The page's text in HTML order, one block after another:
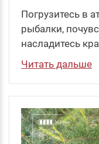
Погрузитесь в
рыбалки,
насладитесь
Читать дальше